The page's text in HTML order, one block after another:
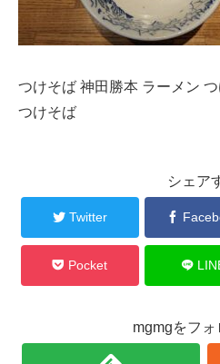
つけそば 神田勝本 ラーメン
つけそば
シェア
Twitter
Pocket
mgmgをフォ